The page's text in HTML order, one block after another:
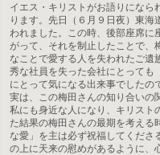
イエス・キリストがお語りになら
ります。先日（６月９日夜）東
われました。この時、後部座席に
がって、それを制止したことで、
なことで愛する人を失われたご遺
秀な社員を失った会社にとっても
にとって気になる出来事でしたの
実は、この梅田さんの知り合いの
私にも身近な人になり、キリスト
た結果の梅田さんの最期を考える
な愛」を主は必ず祝福してくださ
の上に天来の慰めがあるように、